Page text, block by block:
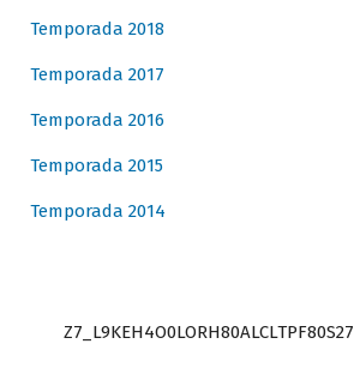
Temporada 2018
Temporada 2017
Temporada 2016
Temporada 2015
Temporada 2014
Z7_L9KEH4O0LORH80ALCLTPF80S27